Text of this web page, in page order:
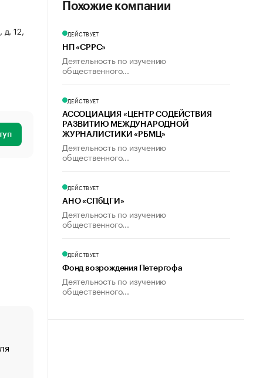
д. 12,
Похожие компании
ДЕЙСТВУЕТ
НП «СРРС»
Деятельность по изучению
общественного...
ДЕЙСТВУЕТ
АССОЦИАЦИЯ «ЦЕНТР СОДЕЙСТВИЯ
РАЗВИТИЮ МЕЖДУНАРОДНОЙ
ЖУРНАЛИСТИКИ «РБМЦ»
Деятельность по изучению
общественного...
ДЕЙСТВУЕТ
АНО «СПбЦГИ»
Деятельность по изучению
общественного...
ДЕЙСТВУЕТ
Фонд возрождения Петергофа
Деятельность по изучению
общественного...